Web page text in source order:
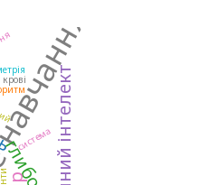
штучний інтелект
система